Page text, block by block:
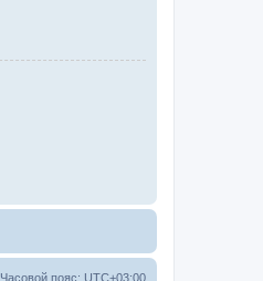
Часовой пояс: UTC+03:00